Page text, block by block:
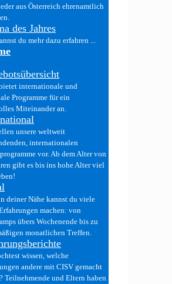
aus Österreich ehrenamtlich
des Jahres
du mehr dazu erfahren ...
internationale und
Programme für ein
Miteinander an.
unsere weltweit
internationalen
vor. Ab dem Alter von
gibt es bis ins hohe Alter viel
deiner Nähe kannst du viele
machen: von
übers Wochenende bis zu
monatlichen Treffen.
wissen, welche
andere mit CISV gemacht
Teilnehmende und Eltern haben